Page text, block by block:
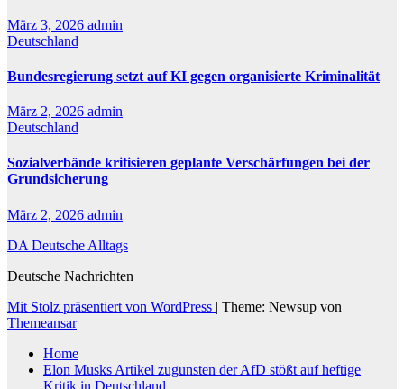
März 3, 2026 admin
Deutschland
Bundesregierung setzt auf KI gegen organisierte Kriminalität
März 2, 2026 admin
Deutschland
Sozialverbände kritisieren geplante Verschärfungen bei der
Grundsicherung
März 2, 2026 admin
DA Deutsche Alltags
Deutsche Nachrichten
Mit Stolz präsentiert von WordPress | Theme: Newsup von
Themeansar
Home
Elon Musks Artikel zugunsten der AfD stößt auf heftige
Kritik in Deutschland